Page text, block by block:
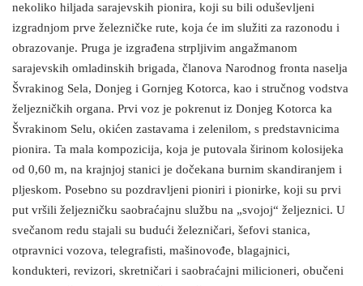
nekoliko hiljada sarajevskih pionira, koji su bili oduševljeni
izgradnjom prve železničke rute, koja će im služiti za razonodu i
obrazovanje. Pruga je izgrađena strpljivim angažmanom
sarajevskih omladinskih brigada, članova Narodnog fronta naselja
Švrakinog Sela, Donjeg i Gornjeg Kotorca, kao i stručnog vodstva
željezničkih organa. Prvi voz je pokrenut iz Donjeg Kotorca ka
Švrakinom Selu, okićen zastavama i zelenilom, s predstavnicima
pionira. Ta mala kompozicija, koja je putovala širinom kolosijeka
od 0,60 m, na krajnjoj stanici je dočekana burnim skandiranjem i
pljeskom. Posebno su pozdravljeni pioniri i pionirke, koji su prvi
put vršili željezničku saobraćajnu službu na „svojoj“ željeznici. U
svečanom redu stajali su budući železničari, šefovi stanica,
otpravnici vozova, telegrafisti, mašinovođe, blagajnici,
kondukteri, revizori, skretničari i saobraćajni milicioneri, obučeni